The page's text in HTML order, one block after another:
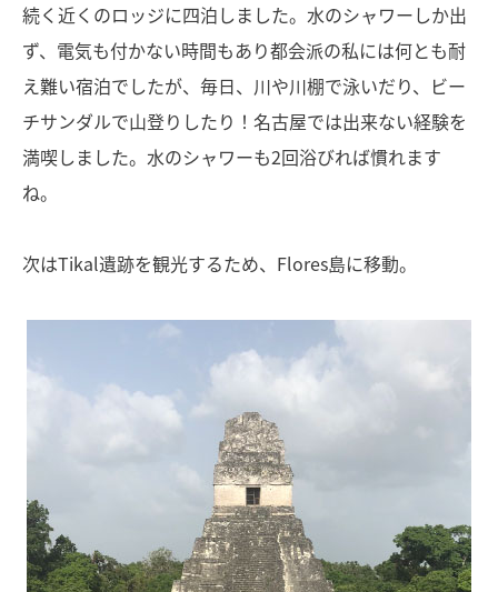
続く近くのロッジに四泊しました。水のシャワーしか出
ず、電気も付かない時間もあり都会派の私には何とも耐
え難い宿泊でしたが、毎日、川や川棚で泳いだり、ビー
チサンダルで山登りしたり！名古屋では出来ない経験を
満喫しました。水のシャワーも2回浴びれば慣れます
ね。
次はTikal遺跡を観光するため、Flores島に移動。